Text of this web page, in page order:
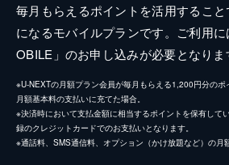
毎月もらえるポイントを活用するこ
になるモバイルプランです。ご利用
OBILE」のお申し込みが必要となりま
※U-NEXTの月額プラン会員が毎月もらえる1,200円分の
月額基本料の支払いに充てた場合。
※決済時において支払金額に相当するポイントを保有して
録のクレジットカードでのお支払いとなります。
※通話料、SMS通信料、オプション（かけ放題など）の月